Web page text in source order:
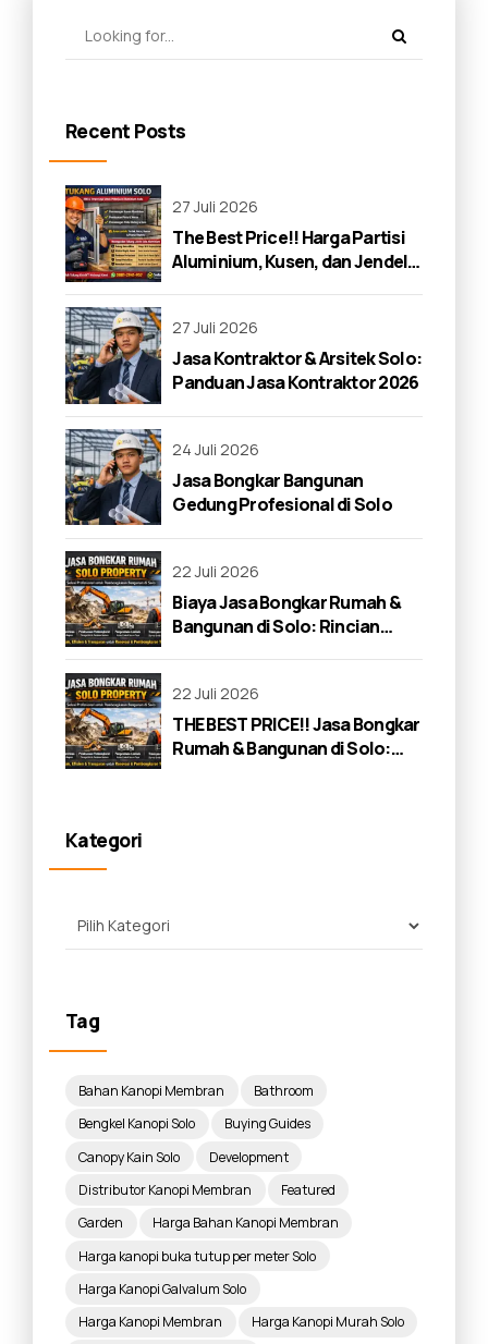
Recent Posts
27 Juli 2026
The Best Price!! Harga Partisi
Aluminium, Kusen, dan Jendela
27 Juli 2026
Jasa Kontraktor & Arsitek Solo:
Panduan Jasa Kontraktor 2026
24 Juli 2026
Jasa Bongkar Bangunan
Gedung Profesional di Solo
22 Juli 2026
Biaya Jasa Bongkar Rumah &
Bangunan di Solo: Rincian
22 Juli 2026
THE BEST PRICE!! Jasa Bongkar
Rumah & Bangunan di Solo:
Kategori
Tag
Bahan Kanopi Membran
Bathroom
Bengkel Kanopi Solo
Buying Guides
Canopy Kain Solo
Development
Distributor Kanopi Membran
Featured
Garden
Harga Bahan Kanopi Membran
Harga kanopi buka tutup per meter Solo
Harga Kanopi Galvalum Solo
Harga Kanopi Membran
Harga Kanopi Murah Solo